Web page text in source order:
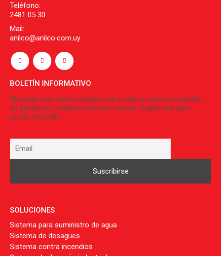
Teléfono:
2481 05 30
Mail:
anilco@anilco.com.uy
BOLETÍN INFORMATIVO
Obtenga toda la información más reciente sobre novedades
en productos, noticias, eventos y cursos. Regístrese para
recibir el boletín.
SOLUCIONES
Sistema para suministro de agua
Sistema de desagües
Sistema contra incendios